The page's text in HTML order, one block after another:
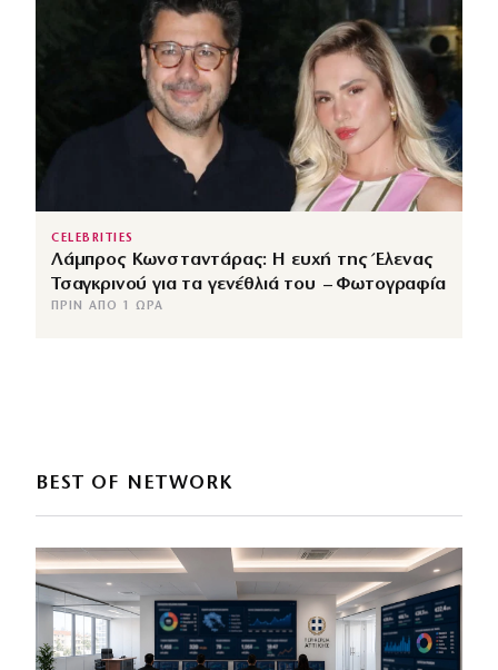
CELEBRITIES
Λάμπρος Κωνσταντάρας: Η ευχή της Έλενας
Τσαγκρινού για τα γενέθλιά του – Φωτογραφία
ΠΡΙΝ ΑΠΌ 1 ΏΡΑ
BEST OF NETWORK